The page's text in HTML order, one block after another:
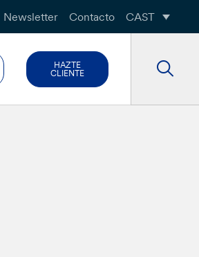
Newsletter Contacto CAST
HAZTE
CLIENTE